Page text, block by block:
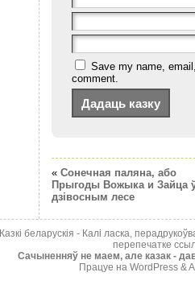
Save my name,
comment.
« Сонечная паляна, або
Прыгоды Вожыка и Зайца
дзівосным лесе
Казкі беларускія - Калі ласка,
перепечатке
Cачыненняў не маем, але казак -
Працуе на WordPress &